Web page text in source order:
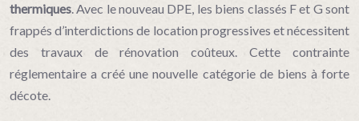
thermiques. Avec le nouveau DPE, les biens classés F et G sont
frappés d’interdictions de location progressives et nécessitent
des travaux de rénovation coûteux. Cette contrainte
réglementaire a créé une nouvelle catégorie de biens à forte
décote.